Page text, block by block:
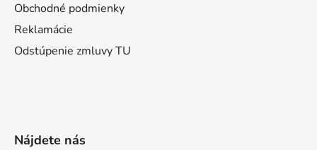
Obchodné podmienky
Reklamácie
Odstúpenie zmluvy TU
Nájdete nás